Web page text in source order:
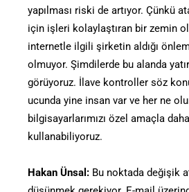
yapılması riski de artıyor. Çünkü
için işleri kolaylaştıran bir zemin
internetle ilgili şirketin aldığı
olmuyor. Şimdilerde bu alanda
görüyoruz. İlave kontroller söz
ucunda yine insan var ve her ne
bilgisayarlarımızı özel amaçla
kullanabiliyoruz.
Hakan Ünsal: Bu noktada değişik